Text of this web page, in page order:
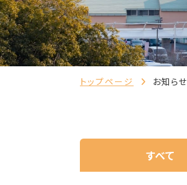
トップページ お知らせ
すべて